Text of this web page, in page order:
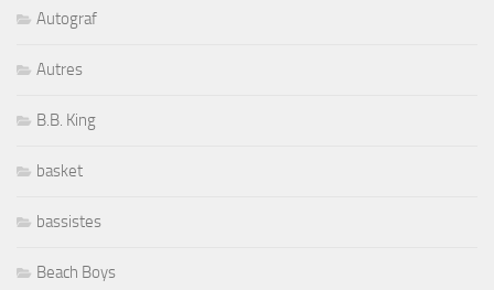
Autograf
Autres
B.B. King
basket
bassistes
Beach Boys